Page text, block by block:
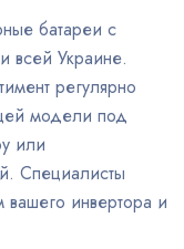
батареи с
всей Украине.
регулярно
модели под
или
Специалисты
вашего инвертора и